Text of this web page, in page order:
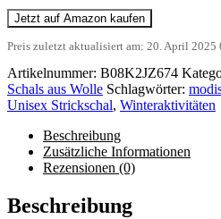
Jetzt auf Amazon kaufen
Preis zuletzt aktualisiert am: 20. April 2025
Artikelnummer: B08K2JZ674
Schals aus Wolle Schlagwörter:
Unisex Strickschal, Winteraktivitäten
Beschreibung
Zusätzliche Informationen
Rezensionen (0)
Beschreibung